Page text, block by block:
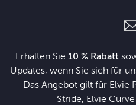
Erhalten Sie 10 % Rabatt
Updates, wenn Sie sich für
Das Angebot gilt für Elvie
Stride, Elvie